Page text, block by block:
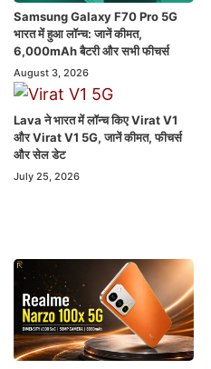
Samsung Galaxy F70 Pro 5G
भारत में हुआ लॉन्च: जानें कीमत,
6,000mAh बैटरी और सभी फीचर्स
August 3, 2026
Lava ने भारत में लॉन्च किए Virat V1
और Virat V1 5G, जानें कीमत, फीचर्स
और सेल डेट
July 25, 2026